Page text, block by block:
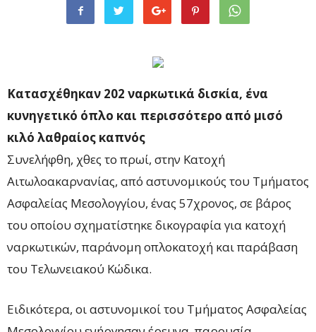
Κατασχέθηκαν 202 ναρκωτικά δισκία, ένα
κυνηγετικό όπλο και περισσότερο από μισό
κιλό λαθραίος καπνός
Συνελήφθη, χθες το πρωί, στην Κατοχή
Αιτωλοακαρνανίας, από αστυνομικούς του Τμήματος
Ασφαλείας Μεσολογγίου, ένας 57χρονος, σε βάρος
του οποίου σχηματίστηκε δικογραφία για κατοχή
ναρκωτικών, παράνομη οπλοκατοχή και παράβαση
του Τελωνειακού Κώδικα.
Ειδικότερα, οι αστυνομικοί του Τμήματος Ασφαλείας